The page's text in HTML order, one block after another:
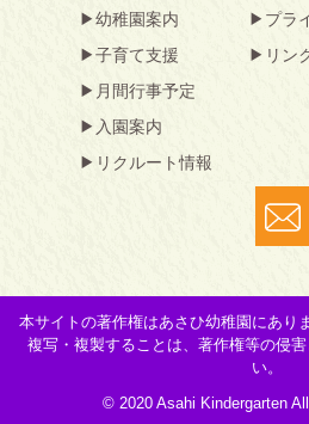
幼稚園案内
子育て支援
月間行事予定
入園案内
リクルート情報
プラ
リン
本サイトの著作権はあさひ幼稚園にあり
複写・複製することは、著作権等の侵
い。
© 2020 Asahi Kindergarten